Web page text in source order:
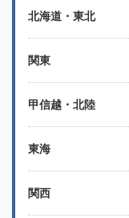
北海道・東北
関東
甲信越・北陸
東海
関西